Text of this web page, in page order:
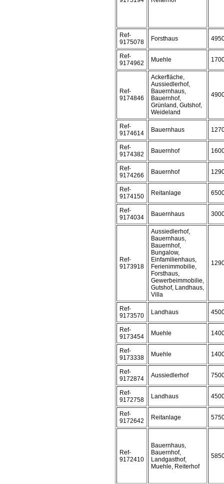
Ref-
9175078
Forsthaus
Ref-
9174962
Muehle
Ref-
9174846
Ackerfläche,
Aussiedlerhof,
Bauernhaus,
Bauernhof,
Grünland, Gutshof,
Weideland
Ref-
9174614
Bauernhaus
Ref-
9174382
Bauernhof
Ref-
9174266
Bauernhof
Ref-
9174150
Reitanlage
Ref-
9174034
Bauernhaus
Ref-
9173918
Aussiedlerhof,
Bauernhaus,
Bauernhof,
Bungalow,
Einfamilienhaus,
Ferienimmobilie,
Forsthaus,
Gewerbeimmobilie,
Gutshof, Landhaus,
Villa
Ref-
9173570
Landhaus
Ref-
9173454
Muehle
Ref-
9173338
Muehle
Ref-
9172874
Aussiedlerhof
Ref-
9172758
Landhaus
Ref-
9172642
Reitanlage
Ref-
9172410
Bauernhaus,
Bauernhof,
Landgasthof,
Muehle, Reiterhof